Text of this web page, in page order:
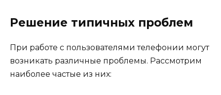
Решение типичных проблем
При работе с пользователями телефонии могут
возникать различные проблемы. Рассмотрим
наиболее частые из них: